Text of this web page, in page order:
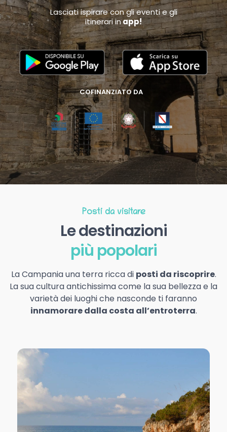
Lasciati ispirare con gli eventi e gli
itinerari inapp!
COFINANZIATO DA
Posti da visitare
Le destinazioni
più popolari
La Campania una terra ricca di posti da riscoprire.
La sua cultura antichissima come la sua bellezza e la
varietà dei luoghi che nasconde ti faranno
innamorare dalla costa all’entroterra.